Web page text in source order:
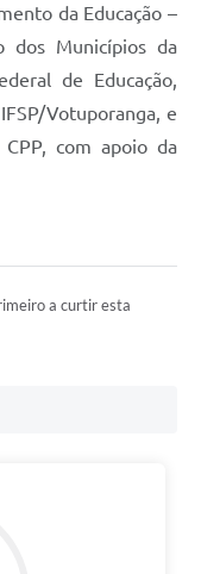
da Educação –
dos Municípios da
de Educação,
Votuporanga, e
com apoio da
a curtir esta